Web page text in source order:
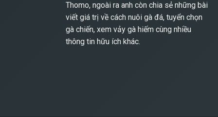
Thomo, ngoài ra anh còn chia sẻ những bài
viết giá trị về cách nuôi gà đá, tuyển chọn
gà chiến, xem vảy gà hiếm cùng nhiều
thông tin hữu ích khác.